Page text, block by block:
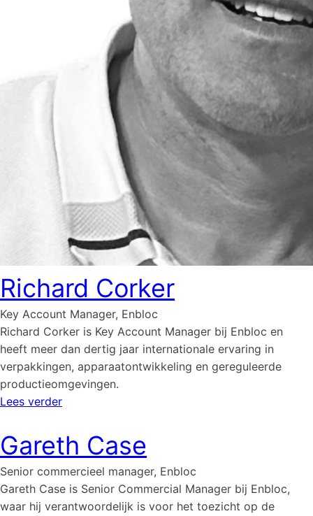
Richard Corker
Key Account Manager, Enbloc
Richard Corker is Key Account Manager bij Enbloc en
heeft meer dan dertig jaar internationale ervaring in
verpakkingen, apparaatontwikkeling en gereguleerde
productieomgevingen.
Lees verder
Gareth Case
Senior commercieel manager, Enbloc
Gareth Case is Senior Commercial Manager bij Enbloc,
waar hij verantwoordelijk is voor het toezicht op de